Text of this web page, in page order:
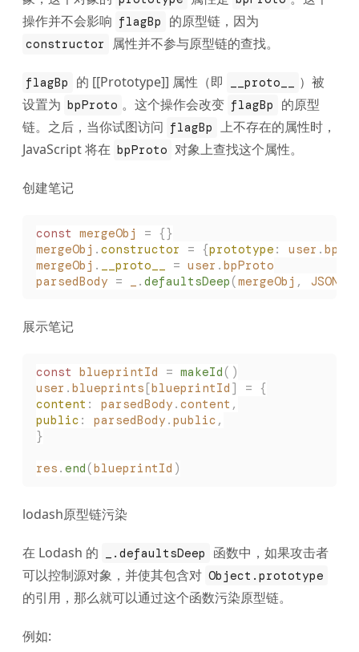
操作并不会影响 flagBp 的原型链，因为
constructor 属性并不参与原型链的查找。
flagBp 的 [[Prototype]] 属性（即 __proto__ ）被
设置为 bpProto 。这个操作会改变 flagBp 的原型
链。之后，当你试图访问 flagBp 上不存在的属性时，
JavaScript 将在 bpProto 对象上查找这个属性。
创建笔记
const mergeObj = {}
mergeObj . constructor = {prototype : user .
mergeObj . __proto__ = user . bpProto
parsedBody = . defaultsDeep (mergeObj , JSON
展示笔记
const blueprintId = makeId ()
user . blueprints [blueprintId ] = {
content : parsedBody . content ,
public : parsedBody . public ,
}
res . end (blueprintId )
lodash原型链污染
在 Lodash 的 _.defaultsDeep 函数中，如果攻击者
可以控制源对象，并使其包含对 Object.prototype
的引用，那么就可以通过这个函数污染原型链。
例如: